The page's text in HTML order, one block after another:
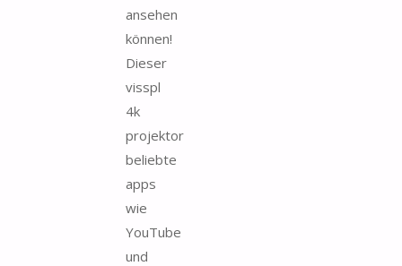
ansehen
können!
Dieser
visspl
4k
projektor
beliebte
apps
wie
YouTube
und